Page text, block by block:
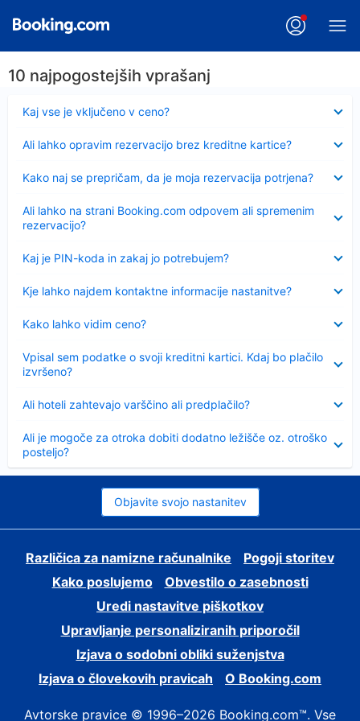
10 najpogostejših vprašanj
Kaj vse je vključeno v ceno?
Ali lahko opravim rezervacijo brez kreditne kartice?
Kako naj se prepričam, da je moja rezervacija potrjena?
Ali lahko na strani Booking.com odpovem ali spremenim
rezervacijo?
Kaj je PIN-koda in zakaj jo potrebujem?
Kje lahko najdem kontaktne informacije nastanitve?
Kako lahko vidim ceno?
Vpisal sem podatke o svoji kreditni kartici. Kdaj bo plačilo
izvršeno?
Ali hoteli zahtevajo varščino ali predplačilo?
Ali je mogoče za otroka dobiti dodatno ležišče oz. otroško
posteljo?
Objavite svojo nastanitev
Različica za namizne računalnike
Pogoji storitev
Kako poslujemo
Obvestilo o zasebnosti
Uredi nastavitve piškotkov
Upravljanje personaliziranih priporočil
Izjava o sodobni obliki suženjstva
Izjava o človekovih pravicah
O Booking.com
Avtorske pravice © 1996–2026 Booking.com™. Vse